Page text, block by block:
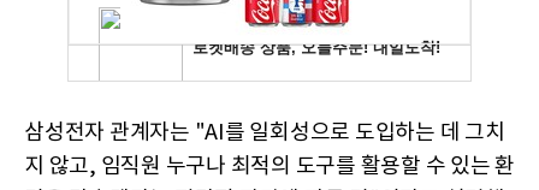
삼성전자 관계자는 "AI를 일회성으로 도입하는 데 그치
지 않고, 임직원 누구나 최적의 도구를 활용할 수 있는 환